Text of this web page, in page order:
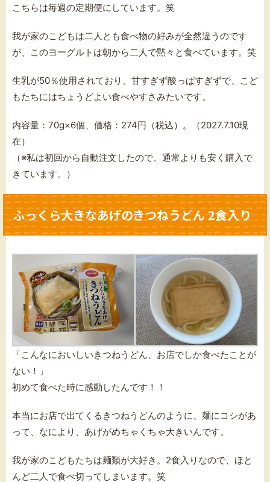
こちらは毎週の定期便にしています。笑
我が家のこどもは二人とも食べ物の好みが全然違うのです
が、このヨーグルトは朝から二人で黙々と食べています。笑
生乳が50％使用されており、甘すぎず酸っぱすぎずで、こど
もたちにはちょうどよい食べやすさみたいです。
内容量：70g×6個、価格：274円（税込）。（2027.7.10現
在）
（※私は初回から自動注文したので、通常よりも安く購入で
きています。）
ふっくら大きなあげのきつねうどん 2食入り
「こんなにおいしいきつねうどん、お店でしか食べたことが
ない！」
初めて食べた時に感動したんです！！
本当にお店で出てくるきつねうどんのように、麺にコシがあ
って、なにより、あげがめちゃくちゃ大きいんです。
我が家のこどもたちは麺類が大好き。2食入りなので、ほと
んど二人で食べ切ってしまいます。笑